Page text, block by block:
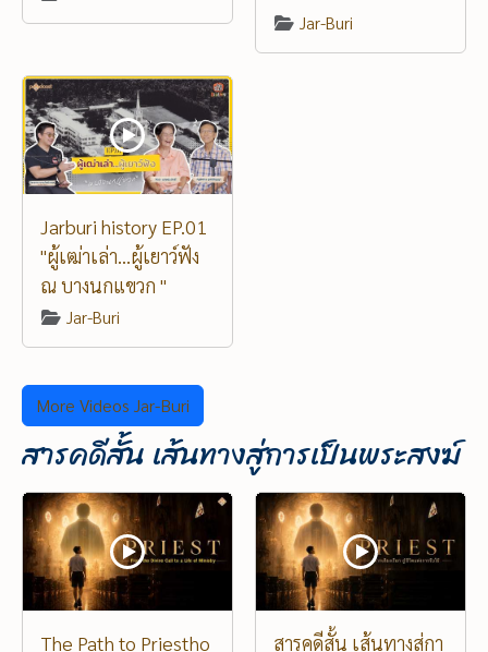
Jar-Buri
Jarburi history EP.01
"ผู้เฒ่าเล่า...ผู้เยาว์ฟัง
ณ บางนกแขวก "
Jar-Buri
More Videos Jar-Buri
สารคดีสั้น เส้นทางสู่การเป็นพระสงฆ์
The Path to Priestho
สารคดีสั้น เส้นทางสู่กา